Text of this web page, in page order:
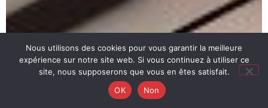
Nous utilisons des cookies pour vous garantir la meilleure
expérience sur notre site web. Si vous continuez à utiliser ce
site, nous supposerons que vous en êtes satisfait.
OK
Non